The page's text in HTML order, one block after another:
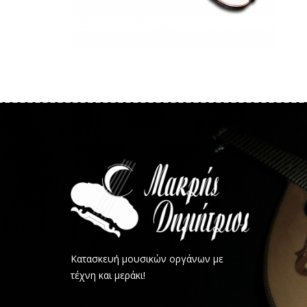
Κατασκευή μουσικών οργάνων με
τέχνη και μεράκι!